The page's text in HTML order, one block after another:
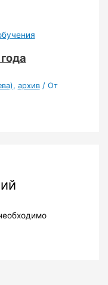
, архив/ От